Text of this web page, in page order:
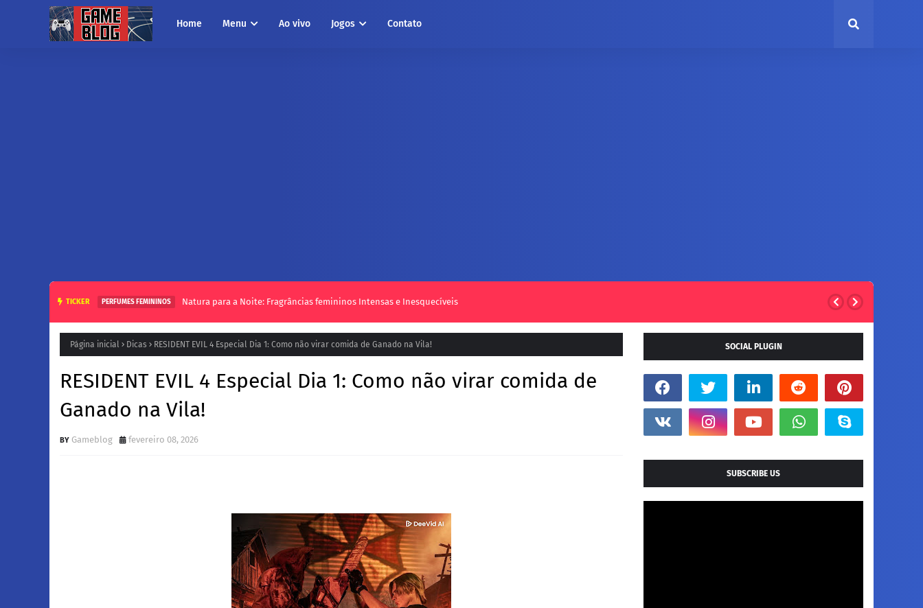
Home Menu Ao vivo Jogos Contato
TICKER NATURA Top 5 melhores perfumes femininos da Natura
Página inicial Dicas RESIDENT EVIL 4 Especial Dia 1: Como não virar comida de Ganado na Vila!
RESIDENT EVIL 4 Especial Dia 1: Como não virar comida de
Ganado na Vila!
Gameblog fevereiro 08, 2026
SOCIAL PLUGIN
SUBSCRIBE US